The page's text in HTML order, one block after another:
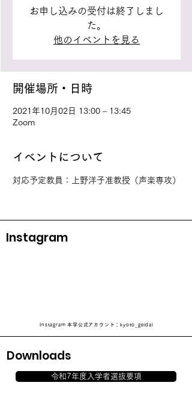
お申し込みの受付は終了しまし
た。
他のイベントを見る
開催場所・日時
2021年10月02日 13:00 – 13:45
Zoom
イベントについて
対応予定教員：上野洋子准教授（声楽専攻）
Instagram
Instagram 本学公式アカウント：kyoto_geidai
Downloads
令和7年度入学者選抜要項